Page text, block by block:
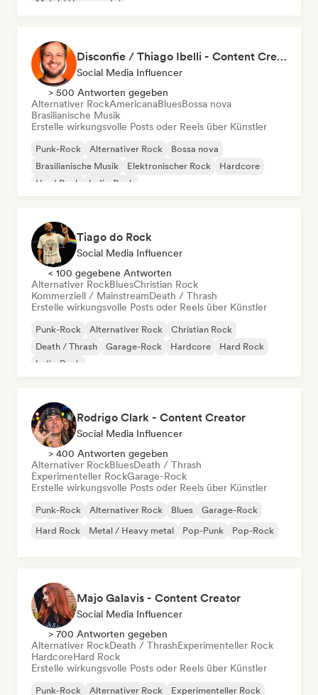
Metal / Heavy metal
Disconfie / Thiago Ibelli - Content Creator
Social Media Influencer
> 500 Antworten gegeben
Alternativer RockAmericanaBluesBossa nova
Brasilianische Musik
Erstelle wirkungsvolle Posts oder Reels über Künstler
Punk-Rock Alternativer Rock
Bossa nova
Brasilianische Musik
Elektronischer Rock
Hardcore
Hard Rock
Indie-Rock
Tiago do Rock
Social Media Influencer
< 100 gegebene Antworten
Alternativer RockBluesChristian Rock
Kommerziell / MainstreamDeath / Thrash
Erstelle wirkungsvolle Posts oder Reels über Künstler
Punk-Rock Alternativer Rock
Christian Rock
Death / Thrash
Garage-Rock Hardcore
Hard Rock
Indie-Rock
Rodrigo Clark - Content Creator
Social Media Influencer
> 400 Antworten gegeben
Alternativer RockBluesDeath / Thrash
Experimenteller RockGarage-Rock
Erstelle wirkungsvolle Posts oder Reels über Künstler
Punk-Rock Alternativer Rock Blues
Garage-Rock
Hard Rock
Metal / Heavy metal Pop-Punk Pop-Rock
Majo Galavis - Content Creator
Social Media Influencer
> 700 Antworten gegeben
Alternativer RockDeath / ThrashExperimenteller Rock
HardcoreHard Rock
Erstelle wirkungsvolle Posts oder Reels über Künstler
Punk-Rock Alternativer Rock
Experimenteller Rock